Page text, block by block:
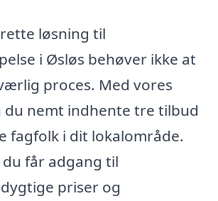
løsning til
i Øsløs behøver ikke at
proces. Med vores
nemt indhente tre tilbud
fagfolk i dit lokalområde.
du får adgang til
priser og